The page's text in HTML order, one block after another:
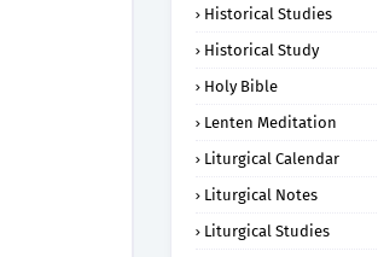
Historical Studies
Historical Study
Holy Bible
Lenten Meditation
Liturgical Calendar
Liturgical Notes
Liturgical Studies